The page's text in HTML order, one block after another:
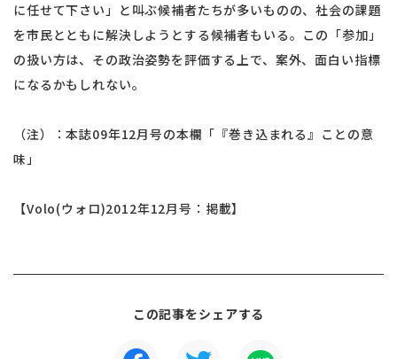
に任せて下さい」と叫ぶ候補者たちが多いものの、社会の課題
を市民とともに解決しようとする候補者もいる。この「参加」
の扱い方は、その政治姿勢を評価する上で、案外、面白い指標
になるかもしれない。
（注）：本誌09年12月号の本欄「『巻き込まれる』ことの意
味」
【Volo(ウォロ)2012年12月号：掲載】
この記事をシェアする